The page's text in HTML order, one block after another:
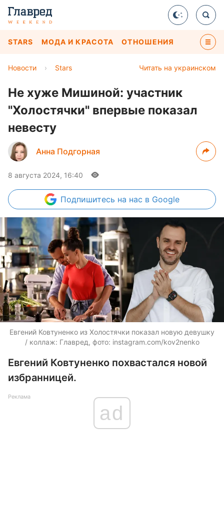
STARS МОДА И КРАСОТА ОТНОШЕНИЯ
Читать на украинском
Новости › Stars
Не хуже Мишиной: участник
"Холостячки" впервые показал
невесту
Анна Подгорная
8 августа 2024, 16:40
Подпишитесь на нас в Google
Евгений Ковтуненко из Холостячки показал новую девушку
/ коллаж: Главред, фото: instagram.com/kov2nenko
Евгений Ковтуненко похвастался новой
избранницей.
Реклама
ad